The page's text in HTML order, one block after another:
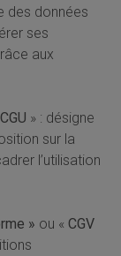
des données
ses
aux
CGU » : désigne
sur la
l’utilisation
» ou « CGV